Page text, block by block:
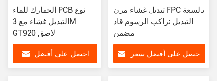
الجمارك للماء PCB نوع
التبديل غشاء مع 3M
GT920 لاصق
احصل على أفضل
تبديل غشاء مرن FPC بالسعة
التبديل تراكب الرسوم قاد
مضمن
احصل على أفضل سعر